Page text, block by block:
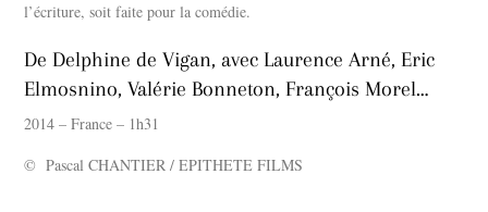
l’écriture, soit faite pour la comédie.
De Delphine de Vigan, avec Laurence Arné, Eric
Elmosnino, Valérie Bonneton, François Morel…
2014 – France – 1h31
© Pascal CHANTIER / EPITHETE FILMS